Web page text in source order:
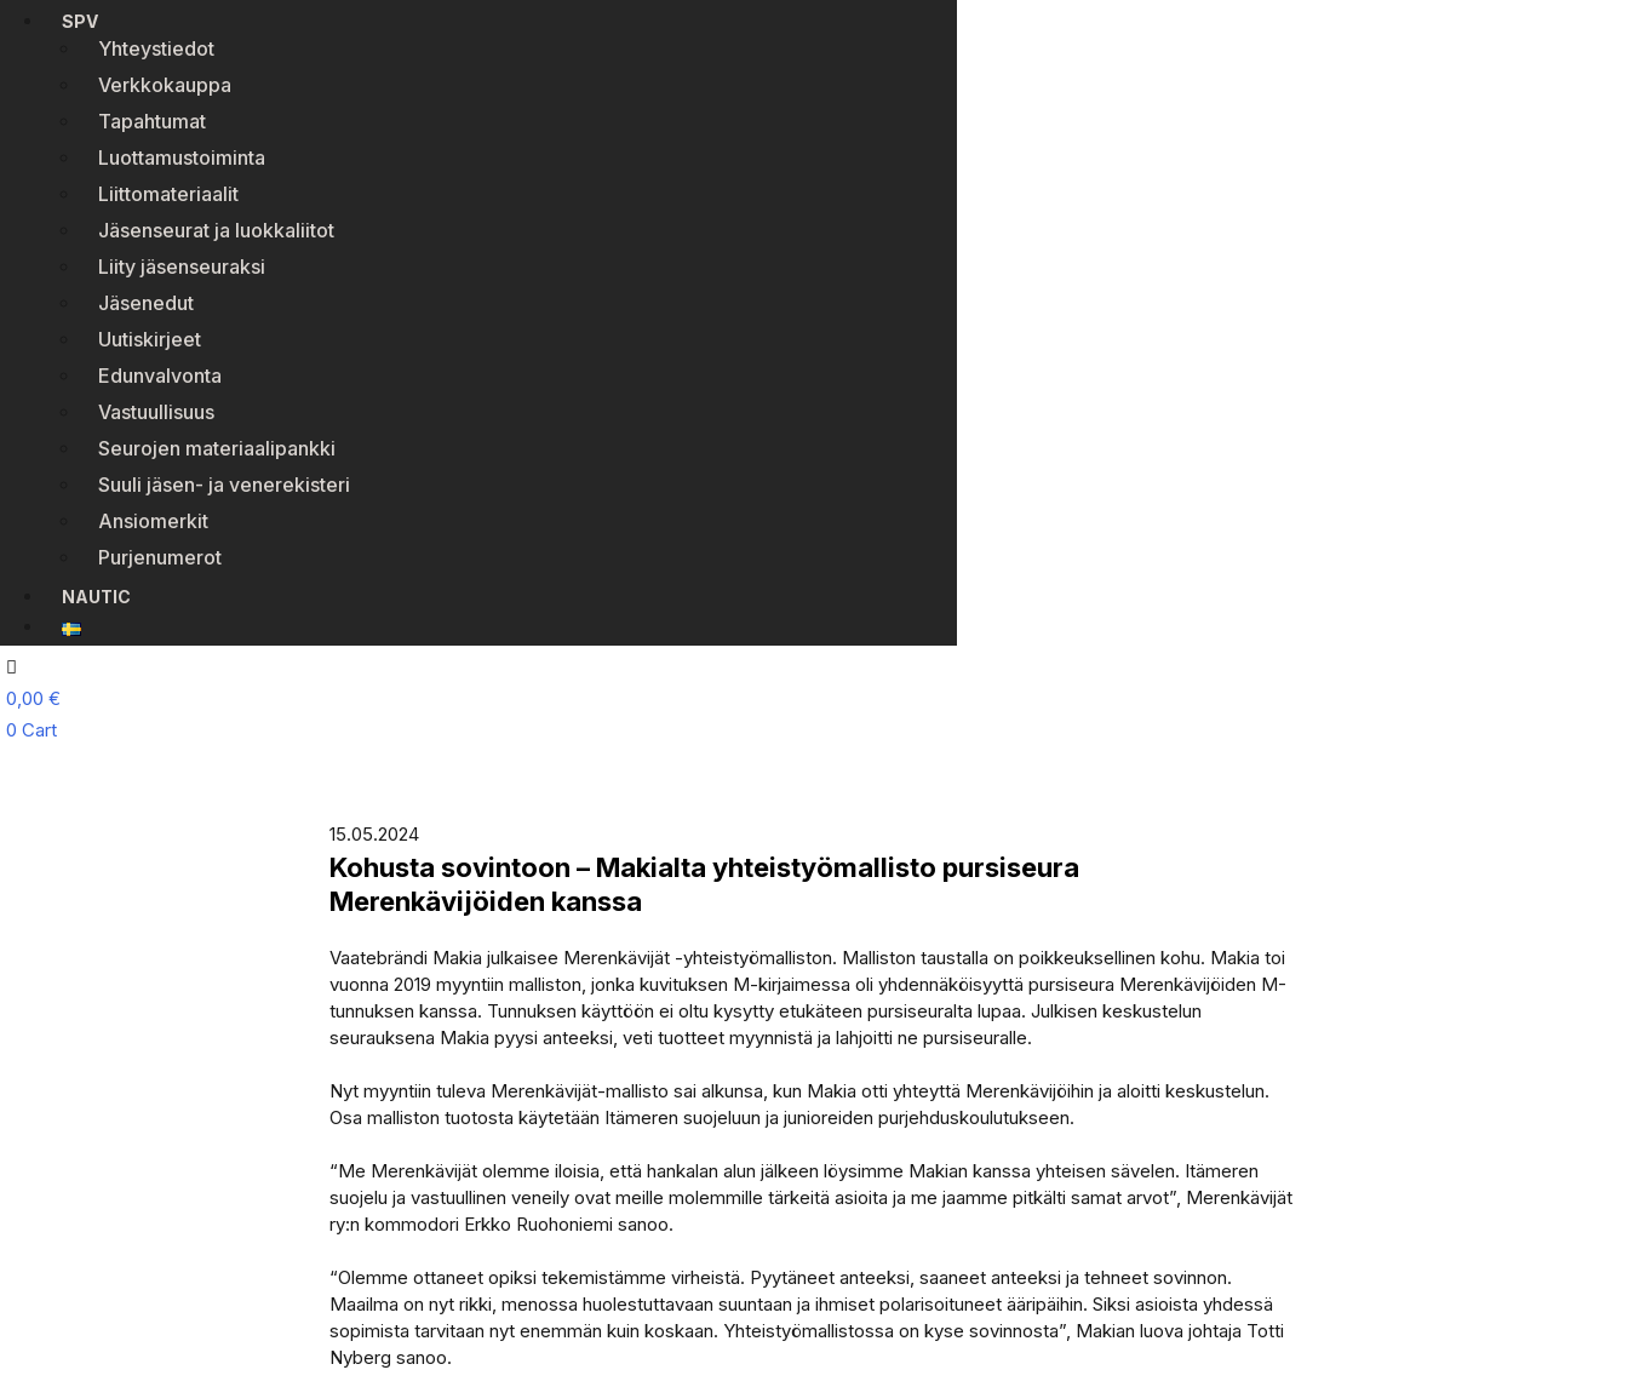
SPV
Yhteystiedot
Verkkokauppa
Tapahtumat
Luottamustoiminta
Liittomateriaalit
Jäsenseurat ja luokkaliitot
Liity jäsenseuraksi
Jäsenedut
Uutiskirjeet
Edunvalvonta
Vastuullisuus
Seurojen materiaalipankki
Suuli jäsen- ja venerekisteri
Ansiomerkit
Purjenumerot
NAUTIC
0,00 €
0 Cart
15.05.2024
Kohusta sovintoon – Makialta yhteistyömallisto pursiseura
Merenkävijöiden kanssa
Vaatebrändi Makia julkaisee Merenkävijät -yhteistyömalliston. Malliston taustalla on poikkeuksellinen kohu. Makia toi
vuonna 2019 myyntiin malliston, jonka kuvituksen M-kirjaimessa oli yhdennäköisyyttä pursiseura Merenkävijöiden M-
tunnuksen kanssa. Tunnuksen käyttöön ei oltu kysytty etukäteen pursiseuralta lupaa. Julkisen keskustelun
seurauksena Makia pyysi anteeksi, veti tuotteet myynnistä ja lahjoitti ne pursiseuralle.
Nyt myyntiin tuleva Merenkävijät-mallisto sai alkunsa, kun Makia otti yhteyttä Merenkävijöihin ja aloitti keskustelun.
Osa malliston tuotosta käytetään Itämeren suojeluun ja junioreiden purjehduskoulutukseen.
“Me Merenkävijät olemme iloisia, että hankalan alun jälkeen löysimme Makian kanssa yhteisen sävelen. Itämeren
suojelu ja vastuullinen veneily ovat meille molemmille tärkeitä asioita ja me jaamme pitkälti samat arvot”, Merenkävijät
ry:n kommodori Erkko Ruohoniemi sanoo.
“Olemme ottaneet opiksi tekemistämme virheistä. Pyytäneet anteeksi, saaneet anteeksi ja tehneet sovinnon.
Maailma on nyt rikki, menossa huolestuttavaan suuntaan ja ihmiset polarisoituneet ääripäihin. Siksi asioista yhdessä
sopimista tarvitaan nyt enemmän kuin koskaan. Yhteistyömallistossa on kyse sovinnosta”, Makian luova johtaja Totti
Nyberg sanoo.